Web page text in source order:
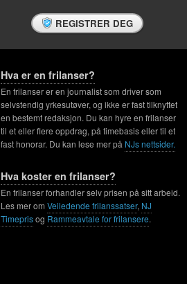
REGISTRER DEG
Hva er en frilanser?
En frilanser er en journalist som driver som
selvstendig yrkesutøver, og ikke er fast tilknyttet
en bestemt redaksjon. Du kan hyre en frilanser
til et eller flere oppdrag, på timebasis eller til et
fast honorar. Du kan lese mer på NJs nettsider.
Hva koster en frilanser?
En frilanser forhandler selv prisen på sitt arbeid.
Les mer om Veiledende frilanssatser, NJ
Timeprisog Rammeavtale for frilansere.